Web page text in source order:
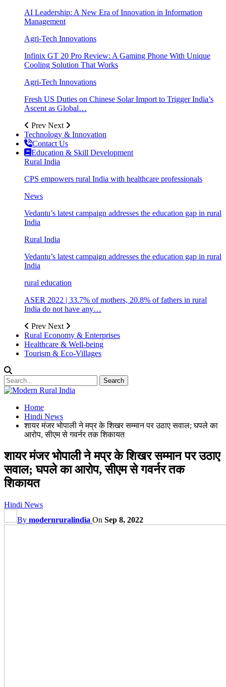
AI Leadership: A New Era of Innovation in Information
Management
Agri-Tech Innovations
Infinix GT 20 Pro Review: A Gaming Phone With Unique
Cooling Solution That Works
Agri-Tech Innovations
Fresh US Duties on Chinese Solar Import to Trigger India’s
Ascent as Global…
Prev Next
Technology & Innovation
Contact Us
Education & Skill Development
Rural India
CPS empowers rural India with healthcare professionals
News
Vedantu’s latest campaign addresses the education gap in rural
India
Rural India
Vedantu’s latest campaign addresses the education gap in rural
India
rural education
ASER 2022 | 33.7% of mothers, 20.8% of fathers in rural
India do not have any…
Prev Next
Rural Economy & Enterprises
Healthcare & Well-being
Tourism & Eco-Villages
Home
Hindi News
शायर मंजर भोपाली ने मप्र के शिखर सम्मान पर उठाए सवाल; घपले का
आरोप, सीएम से गवर्नर तक शिकायत
शायर मंजर भोपाली ने मप्र के शिखर सम्मान पर उठाए
सवाल; घपले का आरोप, सीएम से गवर्नर तक
शिकायत
Hindi News
By modernruralindia On Sep 8, 2022